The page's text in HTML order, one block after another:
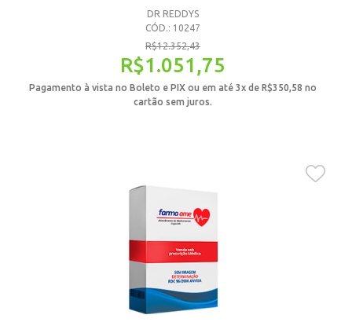
DR REDDYS
CÓD.: 10247
R$12.352,43
R$1.051,75
Pagamento à vista no Boleto e PIX ou em até 3x de R$350,58 no
cartão sem juros.